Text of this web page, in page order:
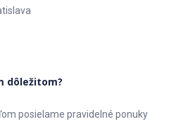
dôležitom?
posielame pravidelné ponuky